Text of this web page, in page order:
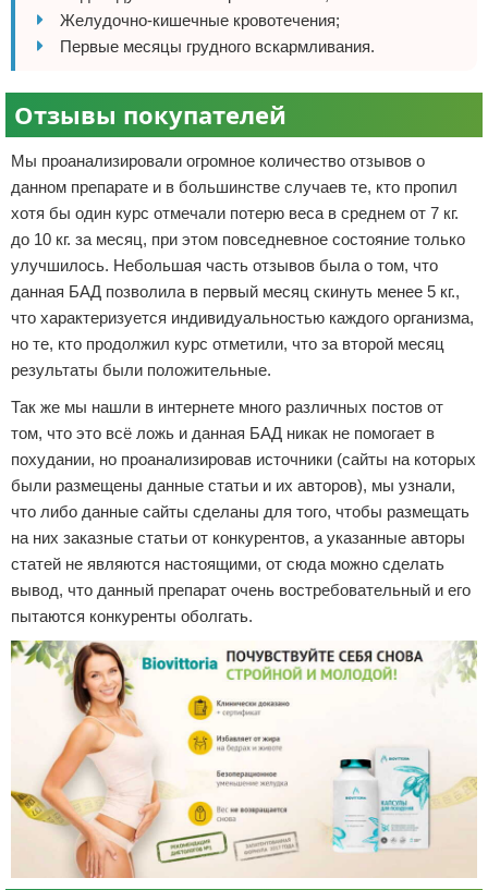
Желудочно-кишечные кровотечения;
Первые месяцы грудного вскармливания.
Отзывы покупателей
Мы проанализировали огромное количество отзывов о
данном препарате и в большинстве случаев те, кто пропил
хотя бы один курс отмечали потерю веса в среднем от 7 кг.
до 10 кг. за месяц, при этом повседневное состояние только
улучшилось. Небольшая часть отзывов была о том, что
данная БАД позволила в первый месяц скинуть менее 5 кг.,
что характеризуется индивидуальностью каждого организма,
но те, кто продолжил курс отметили, что за второй месяц
результаты были положительные.
Так же мы нашли в интернете много различных постов от
том, что это всё ложь и данная БАД никак не помогает в
похудании, но проанализировав источники (сайты на которых
были размещены данные статьи и их авторов), мы узнали,
что либо данные сайты сделаны для того, чтобы размещать
на них заказные статьи от конкурентов, а указанные авторы
статей не являются настоящими, от сюда можно сделать
вывод, что данный препарат очень востребовательный и его
пытаются конкуренты оболгать.